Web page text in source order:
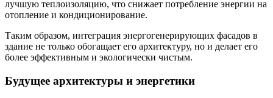
лучшую теплоизоляцию, что снижает потребление энергии на
отопление и кондиционирование.
Таким образом, интеграция энергогенерирующих фасадов в
здание не только обогащает его архитектуру, но и делает его
более эффективным и экологически чистым.
Будущее архитектуры и энергетики